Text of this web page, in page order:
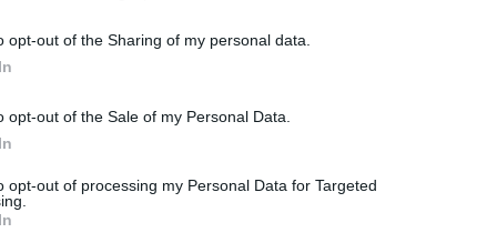
opt-out of the Sharing of my personal data.
opt-out of the Sale of my Personal Data.
opt-out of processing my Personal Data for Targeted
7.1.2 második bétája
tartalmaz, de a Nexus 6P ujjlenyomat-olvasóját
a gesztusvezérlésre.
is jön a Google Assistant